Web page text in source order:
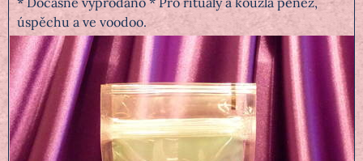
úspěchu a ve voodoo.